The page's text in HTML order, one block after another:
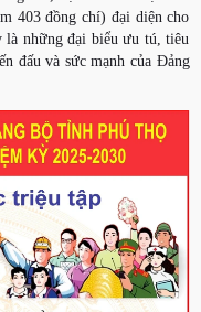
403 đồng chí) đại diện cho
những đại biểu ưu tú, tiêu
đấu và sức mạnh của Đảng